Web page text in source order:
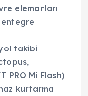
elemanları
entegre
takibi
PRO Mi Flash)
kurtarma